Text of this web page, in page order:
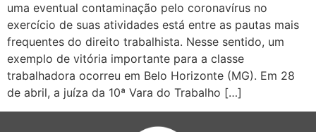
uma eventual contaminação pelo coronavírus no
exercício de suas atividades está entre as pautas mais
frequentes do direito trabalhista. Nesse sentido, um
exemplo de vitória importante para a classe
trabalhadora ocorreu em Belo Horizonte (MG). Em 28
de abril, a juíza da 10ª Vara do Trabalho […]